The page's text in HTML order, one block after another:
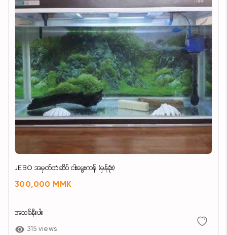
JEBO အမှတ်တံဆိပ် ငါးမွေးကန် (မှန်ခုံး)
300,000 MMK
အသစ်နီးပါး
315 views